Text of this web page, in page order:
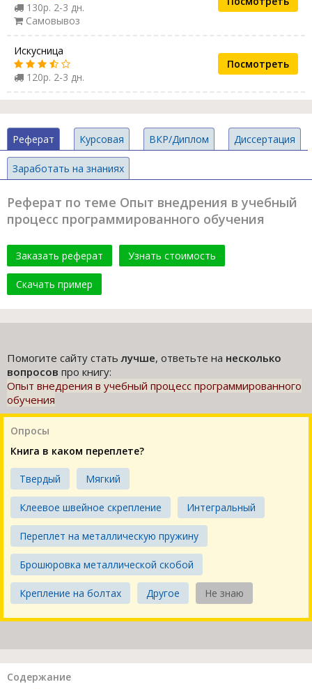
130р. 2-3 дн.
Самовывоз
Искусница
120р. 2-3 дн.
Посмотреть
Реферат Курсовая ВКР/Диплом Диссертация
Заработать на знаниях
Реферат по теме Опыт внедрения в учебный
процесс программированного обучения
Заказать реферат Узнать стоимость
Скачать пример
Помогите сайту статьлучше, ответьте на несколько
вопросов про книгу:
Опыт внедрения в учебный процесс программированного
обучения
Опросы
Книга в каком переплете?
Твердый Мягкий
Клеевое швейное скрепление Интегральный
Переплет на металлическую пружину
Брошюровка металлической скобой
Крепление на болтах Другое Не знаю
Содержание